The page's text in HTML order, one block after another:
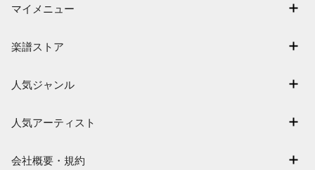
マイメニュー
退会はこちら
楽譜ストア
難易度別に探す
人気ジャンル
保育
人気アーティスト
会社概要・規約